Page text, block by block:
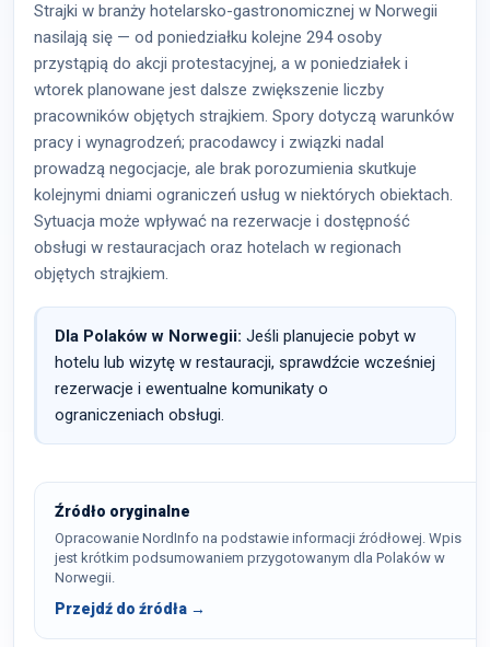
Strajki w branży hotelarsko-gastronomicznej w Norwegii
nasilają się — od poniedziałku kolejne 294 osoby
przystąpią do akcji protestacyjnej, a w poniedziałek i
wtorek planowane jest dalsze zwiększenie liczby
pracowników objętych strajkiem. Spory dotyczą warunków
pracy i wynagrodzeń; pracodawcy i związki nadal
prowadzą negocjacje, ale brak porozumienia skutkuje
kolejnymi dniami ograniczeń usług w niektórych obiektach.
Sytuacja może wpływać na rezerwacje i dostępność
obsługi w restauracjach oraz hotelach w regionach
objętych strajkiem.
Dla Polaków w Norwegii: Jeśli planujecie pobyt w
hotelu lub wizytę w restauracji, sprawdźcie wcześniej
rezerwacje i ewentualne komunikaty o
ograniczeniach obsługi.
Źródło oryginalne
Opracowanie NordInfo na podstawie informacji źródłowej. Wpis
jest krótkim podsumowaniem przygotowanym dla Polaków w
Norwegii.
Przejdź do źródła →